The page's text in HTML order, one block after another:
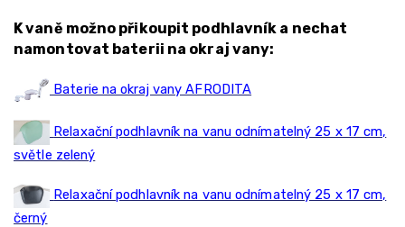
K vaně možno přikoupit podhlavník a nechat
namontovat baterii na okraj vany:
Baterie na okraj vany AFRODITA
Relaxační podhlavník na vanu odnímatelný 25 x 17 cm,
světle zelený
Relaxační podhlavník na vanu odnímatelný 25 x 17 cm,
černý